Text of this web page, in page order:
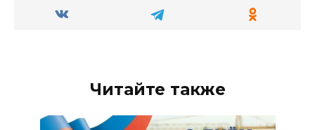
Читайте также